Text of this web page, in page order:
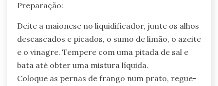
Preparação:
Deite a maionese no liquidificador, junte os alhos
descascados e picados, o sumo de limão, o azeite
e o vinagre. Tempere com uma pitada de sal e
bata até obter uma mistura líquida.
Coloque as pernas de frango num prato, regue-